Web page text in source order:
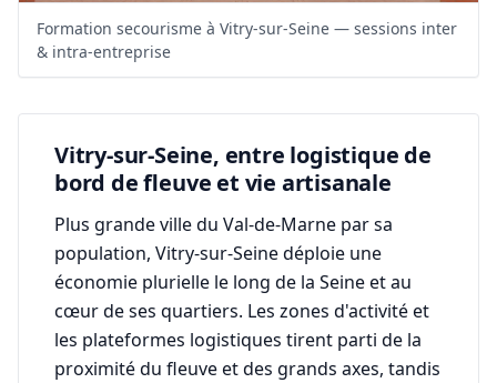
Formation secourisme à Vitry-sur-Seine — sessions inter
& intra-entreprise
Vitry-sur-Seine, entre logistique de
bord de fleuve et vie artisanale
Plus grande ville du Val-de-Marne par sa
population, Vitry-sur-Seine déploie une
économie plurielle le long de la Seine et au
cœur de ses quartiers. Les zones d'activité et
les plateformes logistiques tirent parti de la
proximité du fleuve et des grands axes, tandis